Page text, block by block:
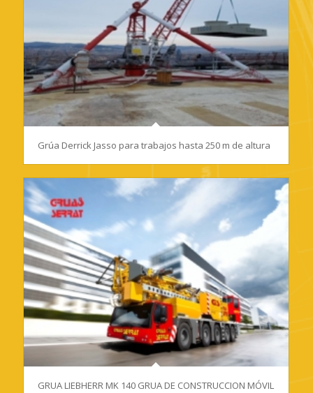
Grúa Derrick Jasso para trabajos hasta 250 m de altura
GRUA LIEBHERR MK 140 GRUA DE CONSTRUCCION MÓVIL